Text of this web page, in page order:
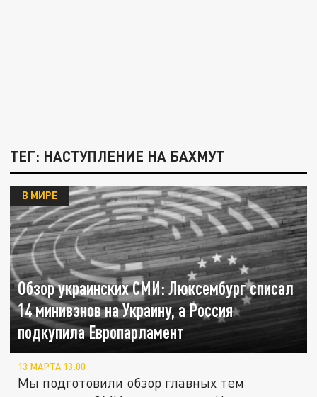
ТЕГ: НАСТУПЛЕНИЕ НА БАХМУТ
Обзор украинских СМИ: Люксембург списал
14 минивэнов на Украину, а Россия
подкупила Европарламент
В МИРЕ
13 МАРТА 13:00
Мы подготовили обзор главных тем